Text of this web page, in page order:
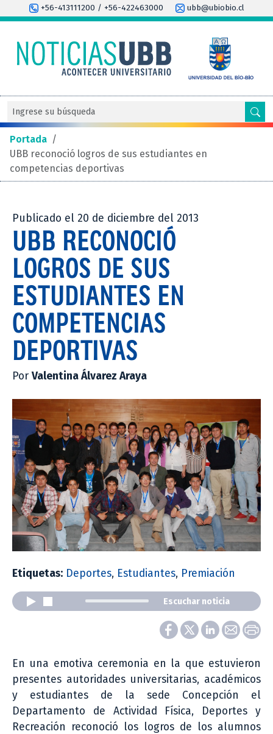
+56-413111200 / +56-422463000 ubb@ubiobio.cl
Portada /
UBB reconoció logros de sus estudiantes en
competencias deportivas
Publicado el 20 de diciembre del 2013
UBB RECONOCIÓ
LOGROS DE SUS
ESTUDIANTES EN
COMPETENCIAS
DEPORTIVAS
PorValentina Álvarez Araya
Etiquetas: Deportes, Estudiantes, Premiación
Escuchar noticia
En una emotiva ceremonia en la que estuvieron
presentes autoridades universitarias, académicos
y estudiantes de la sede Concepción el
Departamento de Actividad Física, Deportes y
Recreación reconoció los logros de los alumnos